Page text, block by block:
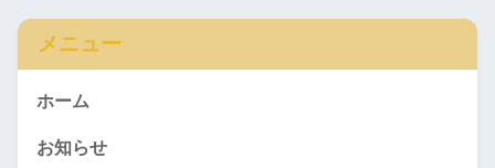
メニュー
ホーム
お知らせ